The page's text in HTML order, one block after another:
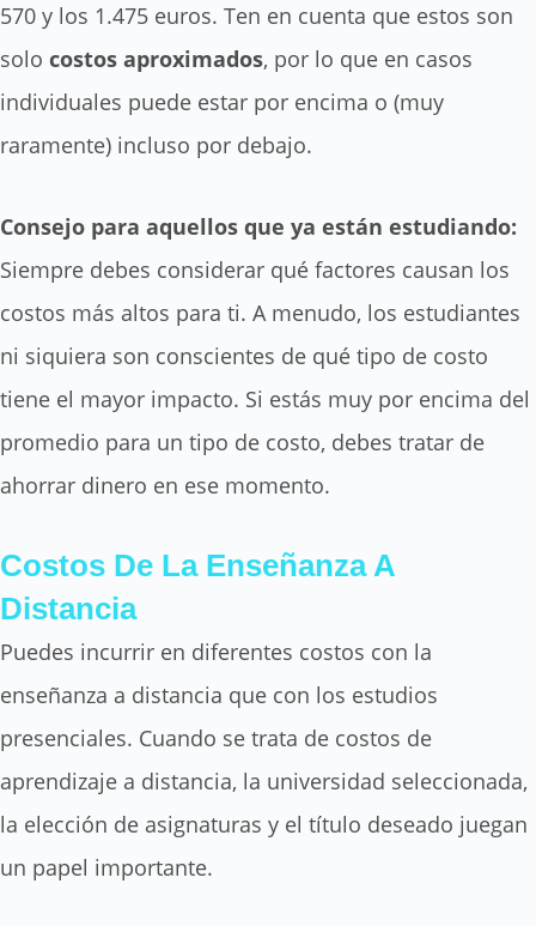
570 y los 1.475 euros. Ten en cuenta que estos son
solo costos aproximados, por lo que en casos
individuales puede estar por encima o (muy
raramente) incluso por debajo.
Consejo para aquellos que ya están estudiando:
Siempre debes considerar qué factores causan los
costos más altos para ti. A menudo, los estudiantes
ni siquiera son conscientes de qué tipo de costo
tiene el mayor impacto. Si estás muy por encima del
promedio para un tipo de costo, debes tratar de
ahorrar dinero en ese momento.
Costos De La Enseñanza A
Distancia
Puedes incurrir en diferentes costos con la
enseñanza a distancia que con los estudios
presenciales. Cuando se trata de costos de
aprendizaje a distancia, la universidad seleccionada,
la elección de asignaturas y el título deseado juegan
un papel importante.